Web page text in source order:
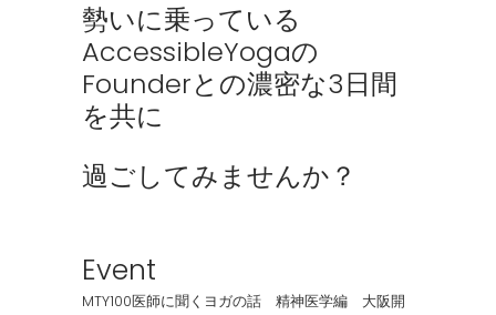
勢いに乗っている
AccessibleYogaの
Founderとの濃密な3日間
を共に
過ごしてみませんか？
Event
MTY100医師に聞くヨガの話 精神医学編 大阪開